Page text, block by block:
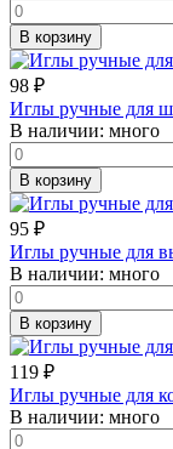
В корзину
98 ₽
Иглы ручные для
В наличии: много
В корзину
95 ₽
Иглы ручные для
В наличии: много
В корзину
119 ₽
Иглы ручные для
В наличии: много